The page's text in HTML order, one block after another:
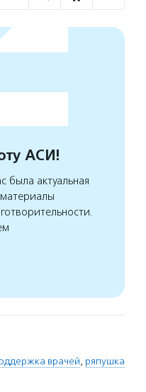
АСИ!
была актуальная
врачей, ряпушка